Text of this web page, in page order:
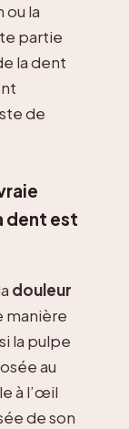
ou la
partie
la dent
de
dent est
douleur
manière
la pulpe
au
à l’œil
de son